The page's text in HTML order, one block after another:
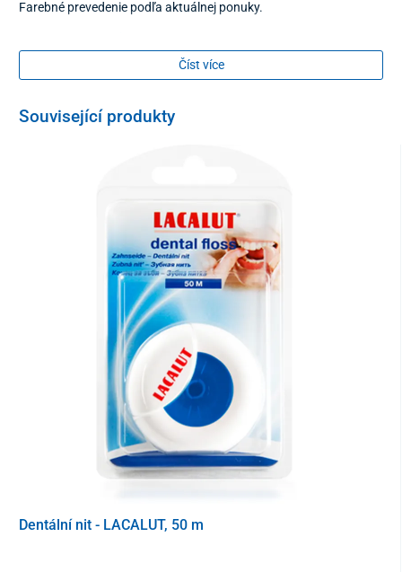
Farebné prevedenie podľa aktuálnej ponuky.
Číst více
Související produkty
Dentální nit - LACALUT, 50 m